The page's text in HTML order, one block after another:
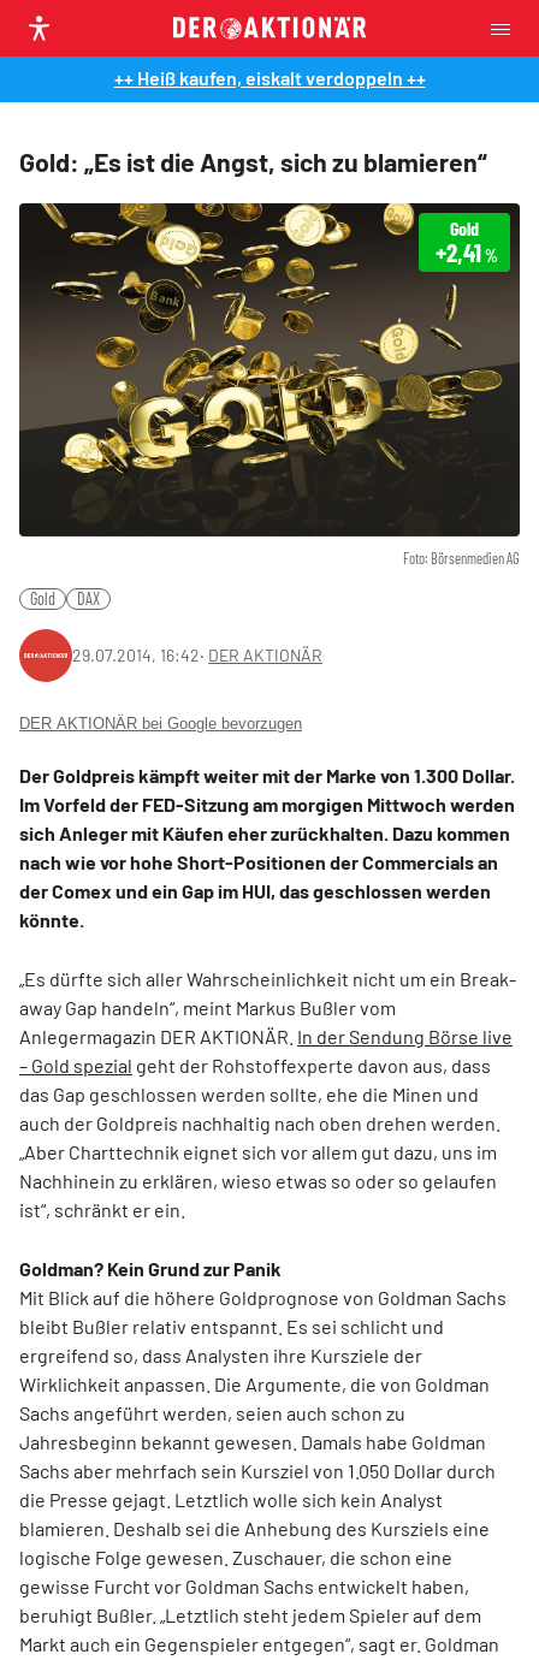
++ Heiß kaufen, eiskalt verdoppeln ++
Gold: „Es ist die Angst, sich zu blamieren“
Foto: Börsenmedien AG
Gold
+2,41%
Gold DAX
29.07.2014, 16:42‧ DER AKTIONÄR
DER AKTIONÄR bei Google bevorzugen
Der Goldpreis kämpft weiter mit der Marke von 1.300 Dollar.
Im Vorfeld der FED-Sitzung am morgigen Mittwoch werden
sich Anleger mit Käufen eher zurückhalten. Dazu kommen
nach wie vor hohe Short-Positionen der Commercials an
der Comex und ein Gap im HUI, das geschlossen werden
könnte.
„Es dürfte sich aller Wahrscheinlichkeit nicht um ein Break-
away Gap handeln“, meint Markus Bußler vom
Anlegermagazin DER AKTIONÄR. In der Sendung Börse live
– Gold spezial geht der Rohstoffexperte davon aus, dass
das Gap geschlossen werden sollte, ehe die Minen und
auch der Goldpreis nachhaltig nach oben drehen werden.
„Aber Charttechnik eignet sich vor allem gut dazu, uns im
Nachhinein zu erklären, wieso etwas so oder so gelaufen
ist“, schränkt er ein.
Goldman? Kein Grund zur Panik
Mit Blick auf die höhere Goldprognose von Goldman Sachs
bleibt Bußler relativ entspannt. Es sei schlicht und
ergreifend so, dass Analysten ihre Kursziele der
Wirklichkeit anpassen. Die Argumente, die von Goldman
Sachs angeführt werden, seien auch schon zu
Jahresbeginn bekannt gewesen. Damals habe Goldman
Sachs aber mehrfach sein Kursziel von 1.050 Dollar durch
die Presse gejagt. Letztlich wolle sich kein Analyst
blamieren. Deshalb sei die Anhebung des Kursziels eine
logische Folge gewesen. Zuschauer, die schon eine
gewisse Furcht vor Goldman Sachs entwickelt haben,
beruhigt Bußler. „Letztlich steht jedem Spieler auf dem
Markt auch ein Gegenspieler entgegen“, sagt er. Goldman